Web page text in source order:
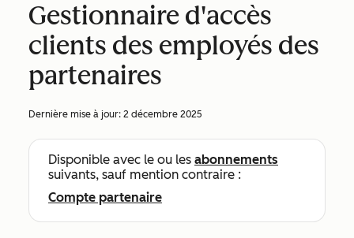
Gestionnaire d'accès
clients des employés des
partenaires
Dernière mise à jour: 2 décembre 2025
Disponible avec le ou les abonnements
suivants, sauf mention contraire :
Compte partenaire